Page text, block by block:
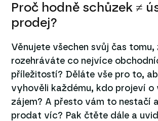
Proč hodně schůzek ≠
prodej?
Věnujete všechen svůj čas tomu,
rozehráváte co nejvíce
příležitostí? Děláte vše pro to,
vyhověli každému, kdo projeví o
zájem? A přesto vám to nestačí
prodat víc? Pak čtěte dále a